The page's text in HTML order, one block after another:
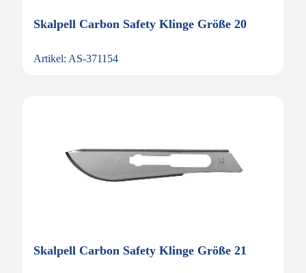
Skalpell Carbon Safety Klinge Größe 20
Artikel: AS-371154
Skalpell Carbon Safety Klinge Größe 21